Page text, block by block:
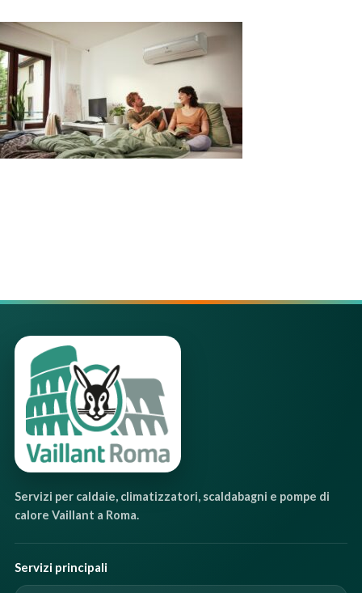
Servizi per caldaie, climatizzatori, scaldabagni e pompe di
calore Vaillant a Roma.
Servizi principali